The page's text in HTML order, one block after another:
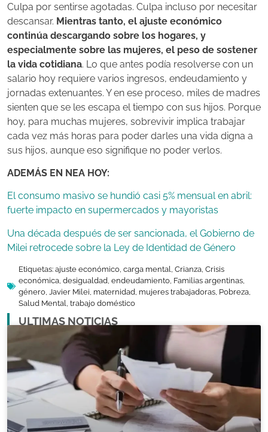
Culpa por sentirse agotadas. Culpa incluso por necesitar
descansar. Mientras tanto, el ajuste económico
continúa descargando sobre los hogares, y
especialmente sobre las mujeres, el peso de sostener
la vida cotidiana. Lo que antes podía resolverse con un
salario hoy requiere varios ingresos, endeudamiento y
jornadas extenuantes. Y en ese proceso, miles de madres
sienten que se les escapa el tiempo con sus hijos. Porque
hoy, para muchas mujeres, sobrevivir implica trabajar
cada vez más horas para poder darles una vida digna a
sus hijos, aunque eso signifique no poder verlos.
ADEMÁS EN NEA HOY:
El consumo masivo se hundió casi 5% mensual en abril:
fuerte impacto en supermercados y mayoristas
Una década después de ser sancionada, el Gobierno de
Milei retrocede sobre la Ley de Identidad de Género
Etiquetas: ajuste económico, carga mental, Crianza, Crisis
económica, desigualdad, endeudamiento, Familias argentinas,
género, Javier Milei, maternidad, mujeres trabajadoras, Pobreza,
Salud Mental, trabajo doméstico
ULTIMAS NOTICIAS